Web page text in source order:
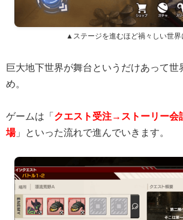
▲ステージを進むほど禍々しい世界
巨大地下世界が舞台というだけあって世
め。
ゲームは「 クエスト受注→ストーリー会
場」といった流れで進んでいきます。